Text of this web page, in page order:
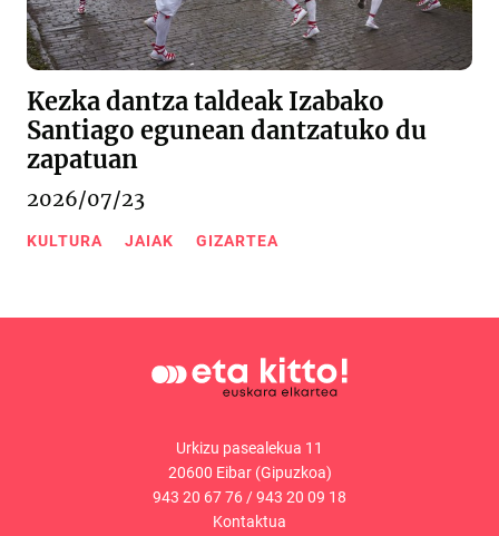
Kezka dantza taldeak Izabako
Santiago egunean dantzatuko du
zapatuan
2026/07/23
KULTURA JAIAK GIZARTEA
Urkizu pasealekua 11
20600 Eibar (Gipuzkoa)
943 20 67 76/943 20 09 18
Kontaktua